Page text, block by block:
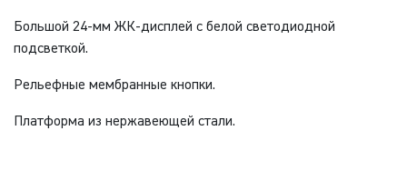
Большой 24-мм ЖК-дисплей с белой светодиодной
подсветкой.
Рельефные мембранные кнопки.
Платформа из нержавеющей стали.